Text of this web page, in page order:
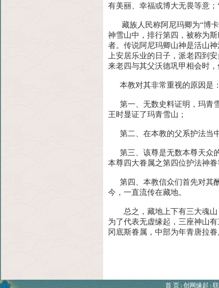
有美丽、幸福或博大无畏等意
藏族人民称阿尼玛卿为“博卡
神雪山中，排行第四，被称为
者。传说阿尼玛卿山神是活山
上安居乐业的日子，派老四到
来老四与其父沃德巩甲相会时
本教对其非常重视的原因是
第一、无数史料证明，玛青
王时显证了玛青雪山；
第二、在本教的父系护法当
第三、该尊是无数本尊天众
本尊四大眷属之第四位护法神
第四、本教信众们首先对其
今，一直流传在藏地。
总之，藏地上下有三大魂山
为了代表无虚缘起，三座神山
冈底斯眷属，中部为年青唐拉